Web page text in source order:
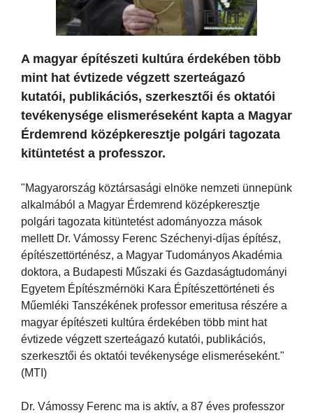
A magyar építészeti kultúra érdekében több
mint hat évtizede végzett szerteágazó
kutatói, publikációs, szerkesztői és oktatói
tevékenysége elismeréseként kapta a Magyar
Érdemrend középkeresztje polgári tagozata
kitüntetést a professzor.
"Magyarország köztársasági elnöke nemzeti ünnepünk
alkalmából a Magyar Érdemrend középkeresztje
polgári tagozata kitüntetést adományozza mások
mellett Dr. Vámossy Ferenc Széchenyi-díjas építész,
építészettörténész, a Magyar Tudományos Akadémia
doktora, a Budapesti Műszaki és Gazdaságtudományi
Egyetem Építészmérnöki Kara Építészettörténeti és
Műemléki Tanszékének professor emeritusa részére a
magyar építészeti kultúra érdekében több mint hat
évtizede végzett szerteágazó kutatói, publikációs,
szerkesztői és oktatói tevékenysége elismeréseként."
(MTI)
Dr. Vámossy Ferenc ma is aktív, a 87 éves professzor